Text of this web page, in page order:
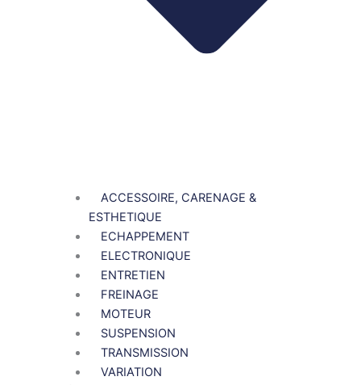
ACCESSOIRE, CARENAGE &
ESTHETIQUE
ECHAPPEMENT
ELECTRONIQUE
ENTRETIEN
FREINAGE
MOTEUR
SUSPENSION
TRANSMISSION
VARIATION